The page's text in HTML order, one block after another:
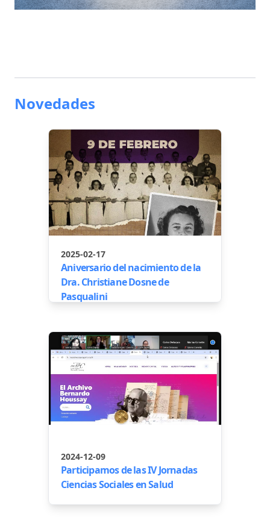
Novedades
2025-02-17
Aniversario del nacimiento de la
Dra. Christiane Dosne de
Pasqualini
2024-12-09
Participamos de las IV Jornadas
Ciencias Sociales en Salud